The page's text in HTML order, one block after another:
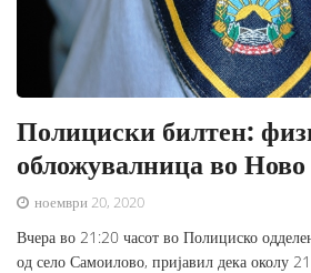
Полициски билтен:
обложувалница во
ноември 20, 2020
Вчера во 21:20 часот во Полициско
од село Самоилово, пријавил дека околу